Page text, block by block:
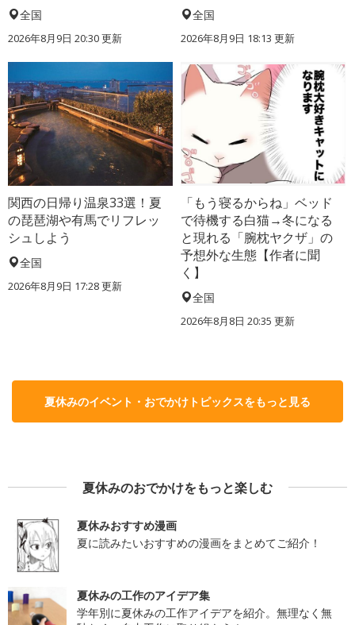
全国
2026年8月9日 20:30更新
全国
2026年8月9日 18:13 更新
関西の日帰り温泉33選！夏
の琵琶湖や有馬でリフレッ
シュしよう
全国
2026年8月9日 17:28更新
「もう寝るからね」ベッド
で待機する白猫→冬になる
と現れる「腕枕ヤクザ」の
予想外な生態【作者に聞
く】
全国
2026年8月8日 20:35 更新
夏休みのイベント・おでかけトピックスをもっと見る
夏休みのおでかけをもっと楽しむ
夏休みおすすめ漫画
夏に読みたいおすすめの漫画をまとめてご紹介！
夏休みの工作のアイデア集
学年別に夏休みの工作アイデアを紹介。無理なく無